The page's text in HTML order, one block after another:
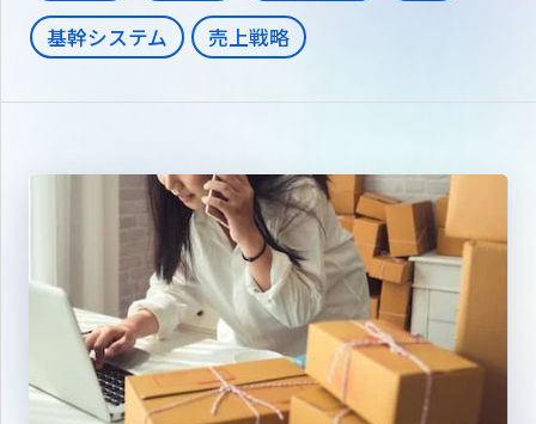
基幹システム
売上戦略